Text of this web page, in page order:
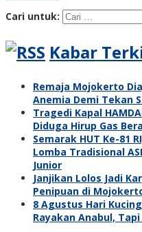
Cari untuk:
Kabar
Remaja Mojokerto
Anemia Demi Tekan
Tragedi Kapal
Diduga Hirup Gas
Semarak HUT Ke-81
Lomba Tradisional
Junior
Janjikan Lolos Jadi
Penipuan di
8 Agustus Hari
Rayakan Anabul,